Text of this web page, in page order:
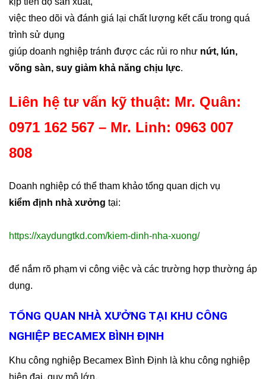
việc theo dõi và đánh giá lại chất lượng kết cấu trong quá
trình sử dụng
giúp doanh nghiệp tránh được các rủi ro như nứt, lún,
võng sàn, suy giảm khả năng chịu lực.
Liên hệ tư vấn kỹ thuật: Mr. Quân:
0971 162 567 – Mr. Linh: 0963 007
808
Doanh nghiệp có thể tham khảo tổng quan dịch vụ
kiểm định nhà xưởng tại:
https://xaydungtkd.com/kiem-dinh-nha-xuong/
để nắm rõ phạm vi công việc và các trường hợp thường áp
dụng.
TỔNG QUAN NHÀ XƯỞNG TẠI KHU CÔNG
NGHIỆP BECAMEX BÌNH ĐỊNH
Khu công nghiệp Becamex Bình Định là khu công nghiệp
hiện đại, quy mô lớn,